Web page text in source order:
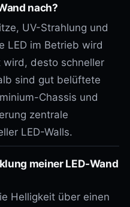
nach?
UV-Strahlung und
LED im Betrieb wird
desto schneller
sind gut belüftete
Chassis und
zentrale
LED-Walls.
meiner LED-Wand
Helligkeit über einen